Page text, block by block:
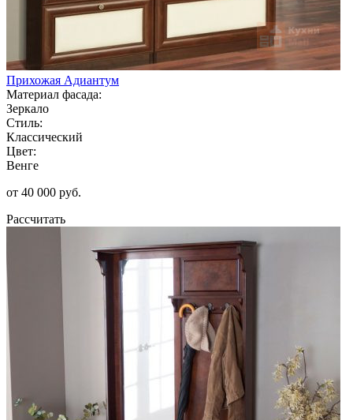
Прихожая Адиантум
Материал фасада:
Зеркало
Стиль:
Классический
Цвет:
Венге
от 40 000 руб.
Рассчитать